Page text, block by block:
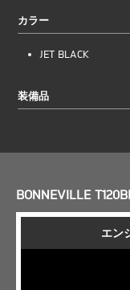
カラー
JET BLACK
装備品
BONNEVILLE
エン